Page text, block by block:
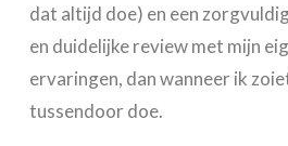
dat altijd doe) en een
en duidelijke review met mijn
ervaringen, dan wanneer ik
tussendoor doe.